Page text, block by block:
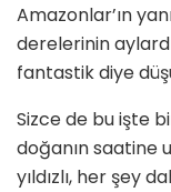
Amazonlar’ın
derelerinin
fantastik diye
Sizce de bu işte
doğanın saatine
yıldızlı, her şey